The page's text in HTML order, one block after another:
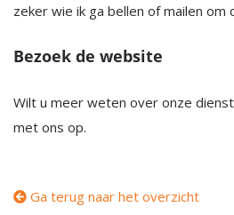
zeker wie ik ga bellen of mailen om
Bezoek de website
Wilt u meer weten over onze
met ons op.
Ga terug naar het overzicht